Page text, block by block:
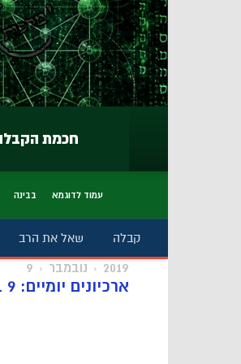
חכמת
עמוד לדוגמא בבינה
קבלה שאל את הרב
2019 נובמבר 9
ארכיונים יומיים: 9 בנובמבר 2019